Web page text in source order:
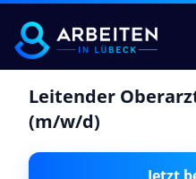
Leitender
(m/w/d)